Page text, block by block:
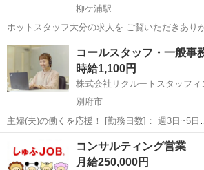
柳ケ浦駅
ホットスタッフ大分の求人を ご覧いただきあり
ω・▽ ＼ ご紹介するお仕事のPOINT ／ ◆平日休みで予定が組みや
すい ◆業種未経験でもOK ◆オフィスカジュア
業少なめで家庭時間...
大分 宇佐市 柳ケ浦駅
コールスタッフ・一般事
時給1,100円
株式会社リクルートスタッフィ
別府市
主婦(夫)の働くを応援！ [勤務日数]： 週3日~5日
16:00~19:00/11:00~19:00/13:00~19:00 月/火/水/
す [勤務地・最寄駅]： 大分県別府市北浜2-9-1
営業
コンサルティング営業
月給250,000円